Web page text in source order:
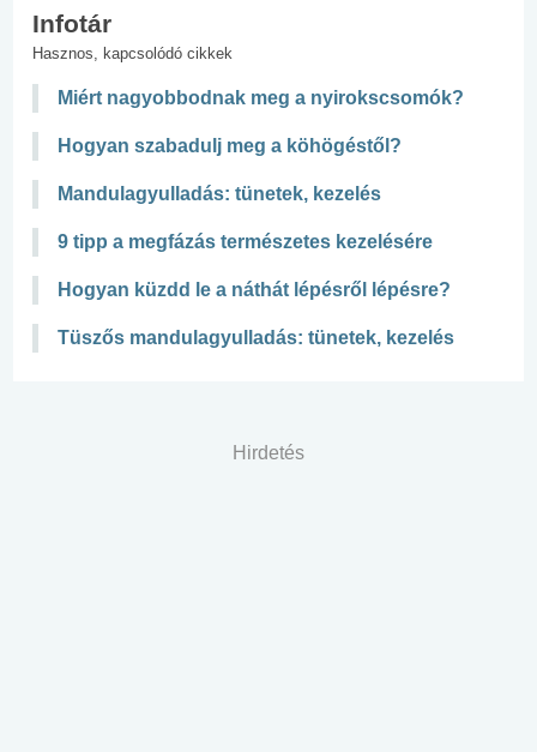
Infotár
Hasznos, kapcsolódó cikkek
Miért nagyobbodnak meg a nyirokscsomók?
Hogyan szabadulj meg a köhögéstől?
Mandulagyulladás: tünetek, kezelés
9 tipp a megfázás természetes kezelésére
Hogyan küzdd le a náthát lépésről lépésre?
Tüszős mandulagyulladás: tünetek, kezelés
Hirdetés